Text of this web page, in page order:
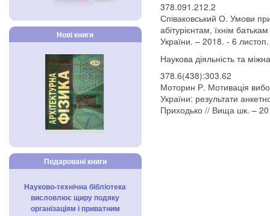
Нові книги
Подаровані книги
Науково-технічна бібліотека
висловлює щиру подяку
організаціям і приватним
378.091.212.2
Співаковський О. Умови
абітурієнтам, їхнім
України. – 2018. - 6
Наукова діяльність та
378.6(438):303.62
Моторин Р. Мотивація
України: результати
Приходько // Вища шк. –